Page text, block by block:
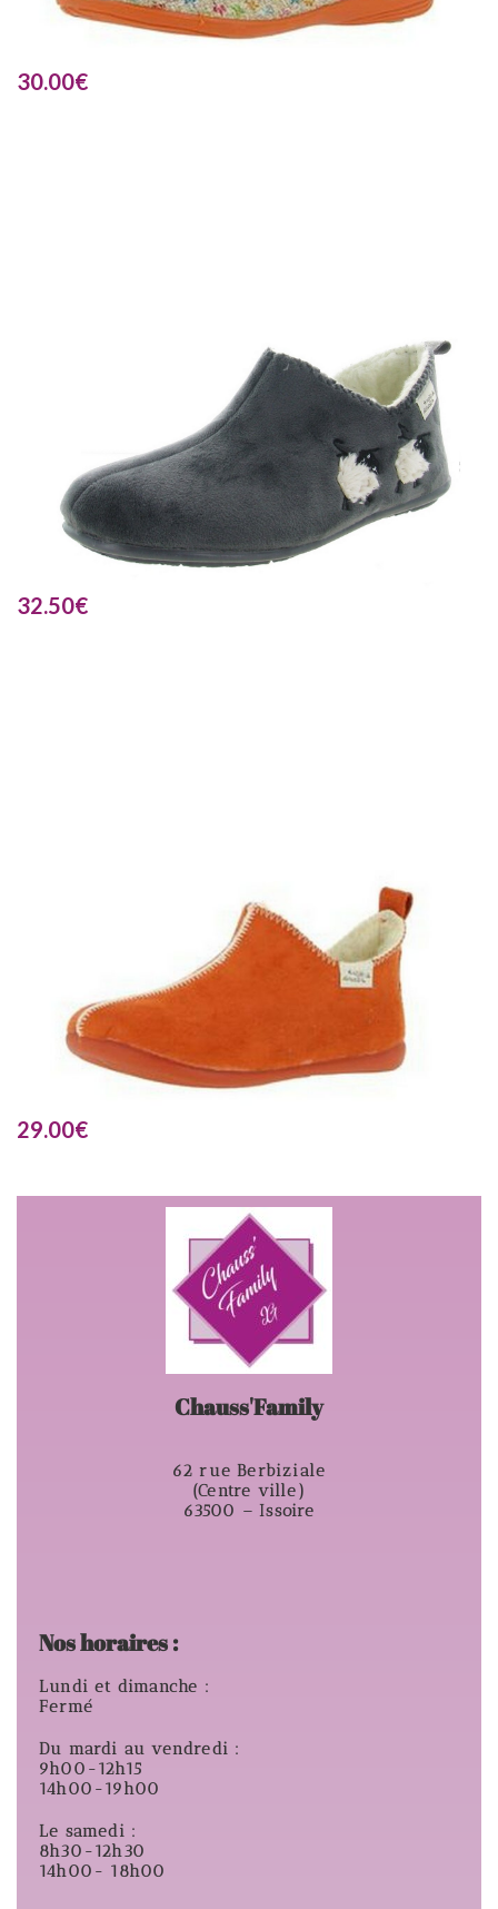
30.00€
32.50€
29.00€
Chauss'Family
62 rue Berbiziale
(Centre ville)
63500 – Issoire
Nos horaires :
Lundi et dimanche :
Fermé
Du mardi au vendredi :
9h00-12h15
14h00-19h00
Le samedi :
8h30-12h30
14h00- 18h00